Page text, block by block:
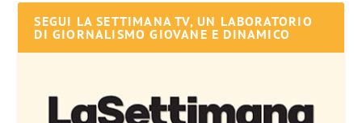
SEGUI LA SETTIMANA TV, UN LABORATORIO
DI GIORNALISMO GIOVANE E DINAMICO